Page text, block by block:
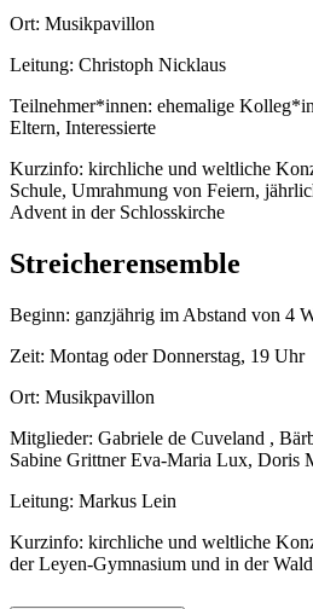
Ort: Musikpavillon
Leitung: Christoph Nicklaus
Teilnehmer*innen: ehemalige
Eltern, Interessierte
Kurzinfo: kirchliche und weltliche
Schule, Umrahmung von Feiern,
Advent in der Schlosskirche
Streicherensemble
Beginn: ganzjährig im Abstand von 4
Zeit: Montag oder Donnerstag, 19 Uhr
Ort: Musikpavillon
Mitglieder: Gabriele de Cuveland ,
Sabine Grittner Eva-Maria Lux, Doris
Leitung: Markus Lein
Kurzinfo: kirchliche und weltliche
der Leyen-Gymnasium und in der